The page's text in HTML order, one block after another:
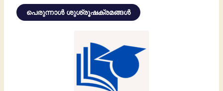
പെരുന്നാൾ ശുശ്രൂഷക്രമങ്ങൾ